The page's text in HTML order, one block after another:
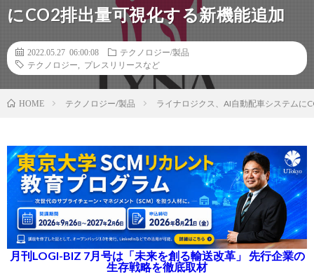
にCO2排出量可視化する新機能追加
2022.05.27 06:00:08
テクノロジー/製品
テクノロジー
プレスリリースなど
HOME テクノロジー/製品 ライナロジクス、AI自動配車システムに
月刊LOGI-BIZ 7月号は「未来を創る輸送改革」 先行企業の
生存戦略を徹底取材